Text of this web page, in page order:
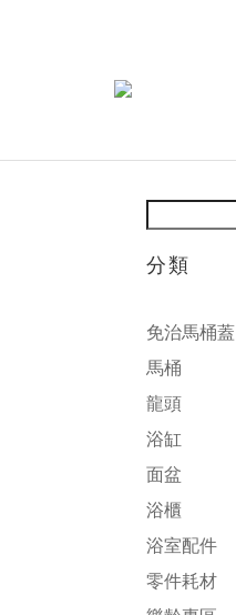
分類
免治馬桶蓋
馬桶
龍頭
浴缸
面盆
浴櫃
浴室配件
零件耗材